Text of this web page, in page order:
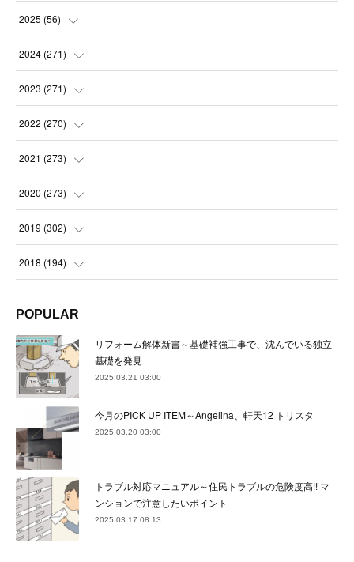
2025 (56)
(14
(21
(21
2024 (271)
(21
(22
(23
(22
(24)
22)
(22)
(22)
(25
2023 (271)
(22
(23
(23
(21
(23 )
(24
(21
(24)
(21
( 23)
2022 (270)
(23
(23
(22
(23
(22 )
(23
(23
(22)
(24
( 21)
(20)
2021 (273)
(24
(23
(22
(23)
(23
(22)
(23
( 24)
(21)
2020 (273)
(24
(22
(22)
(24
(24)
(23
( 21)
(22)
2019 (302)
(23
(22)
(21)
(27)
(22
33)
(28)
2018 (194)
(17)
(32)
(36)
(30
34)
(8 )
POPULAR
リフォーム解体新書～基礎補強工事で、沈んでいる独立
基礎を発見
2025.03.21 03:00
今月のPICK UP ITEM～Angelina、軒天12 トリスタ
2025.03.20 03:00
トラブル対応マニュアル～住民トラブルの危険度高!! マ
ンションで注意したいポイント
2025.03.17 08:13